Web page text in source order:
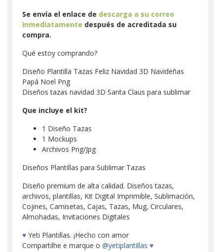
Se envía el enlace de descarga a su correo
inmediatamente después de acreditada su
compra.
Qué estoy comprando?
Diseño Plantilla Tazas Feliz Navidad 3D Navideñas
Papá Noel Png
Diseños tazas navidad 3D Santa Claus para sublimar
Que incluye el kit?
1 Diseño Tazas
1 Mockups
Archivos Png/Jpg
Diseños Plantillas para Sublimar Tazas
Diseño premium de alta calidad. Diseños tazas,
archivos, plantillas, Kit Digital Imprimible, Sublimación,
Cojines, Camisetas, Cajas, Tazas, Mug, Circulares,
Almohadas, Invitaciones Digitales
♥ Yeti Plantillas. ¡Hecho con amor
Compartilhe e marque o @yetiplantillas ♥